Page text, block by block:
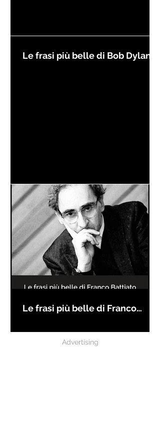
Le frasi più belle di Bob Dylan
Le frasi più belle di Franco
Advertising